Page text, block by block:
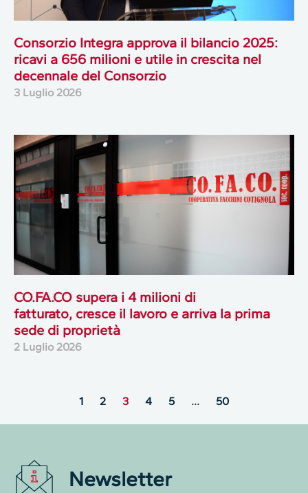
Consorzio Integra approva il bilancio 2025:
ricavi a 656 milioni e utile in crescita nel
decennale del Consorzio
3 Luglio 2026
CO.FA.CO supera i 4 milioni di
fatturato, cresce il lavoro e arriva la prima
sede di proprietà
2 Luglio 2026
1 2 3 4 5 … 50
Newsletter